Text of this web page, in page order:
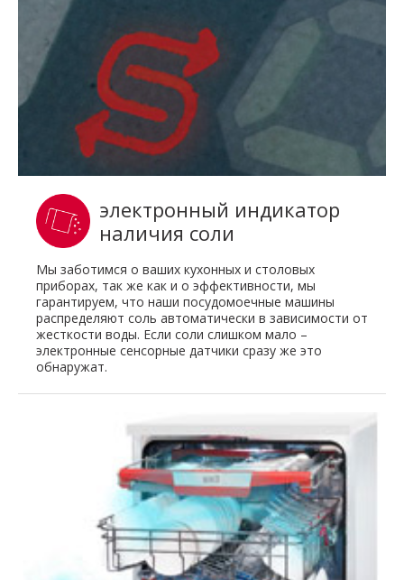
электронный индикатор
наличия соли
Мы заботимся о ваших кухонных и столовых
приборах, так же как и о эффективности, мы
гарантируем, что наши посудомоечные машины
распределяют соль автоматически в зависимости от
жесткости воды. Если соли слишком мало –
электронные сенсорные датчики сразу же это
обнаружат.